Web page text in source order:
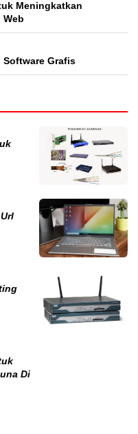
Meningkatkan
Web
Software Grafis
Di